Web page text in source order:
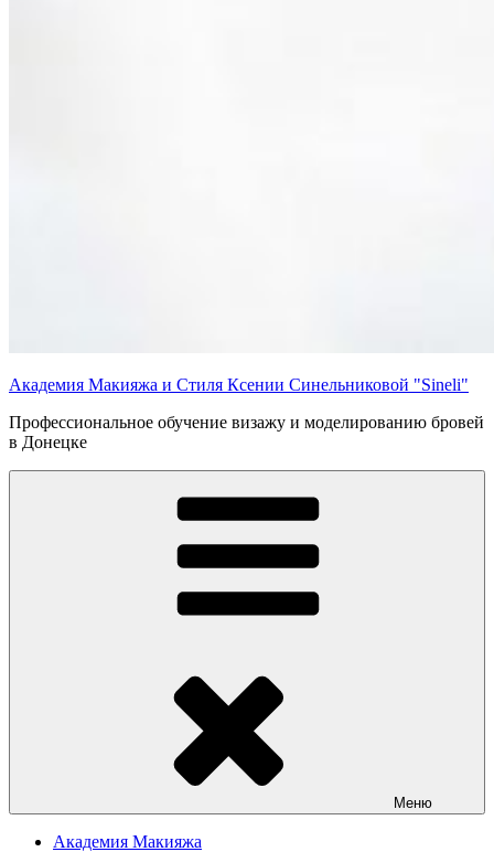
Академия Макияжа и Стиля Ксении Синельниковой "Sineli"
Профессиональное обучение визажу и моделированию бровей
в Донецке
Меню
Академия Макияжа